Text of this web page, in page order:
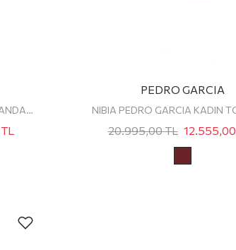
BIDDY PEDRO GARCIA KADIN SANDALET
TL
PEDRO GARCIA
20.995,00TL 12.555,00